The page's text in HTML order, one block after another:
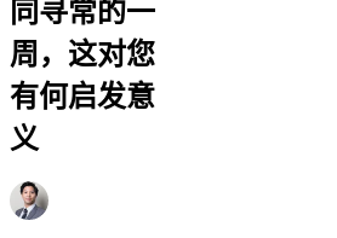
同寻常的一
周，这对您
有何启发意
义